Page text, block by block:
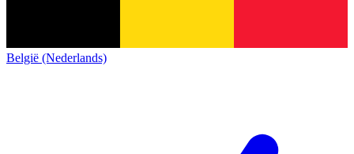
België (Nederlands)